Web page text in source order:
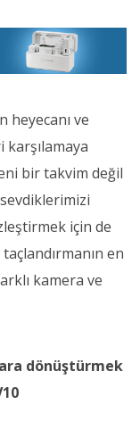
heyecanı ve
bir takvim değil
sevdiklerimizi
için de
en
kamera ve
dönüştürmek